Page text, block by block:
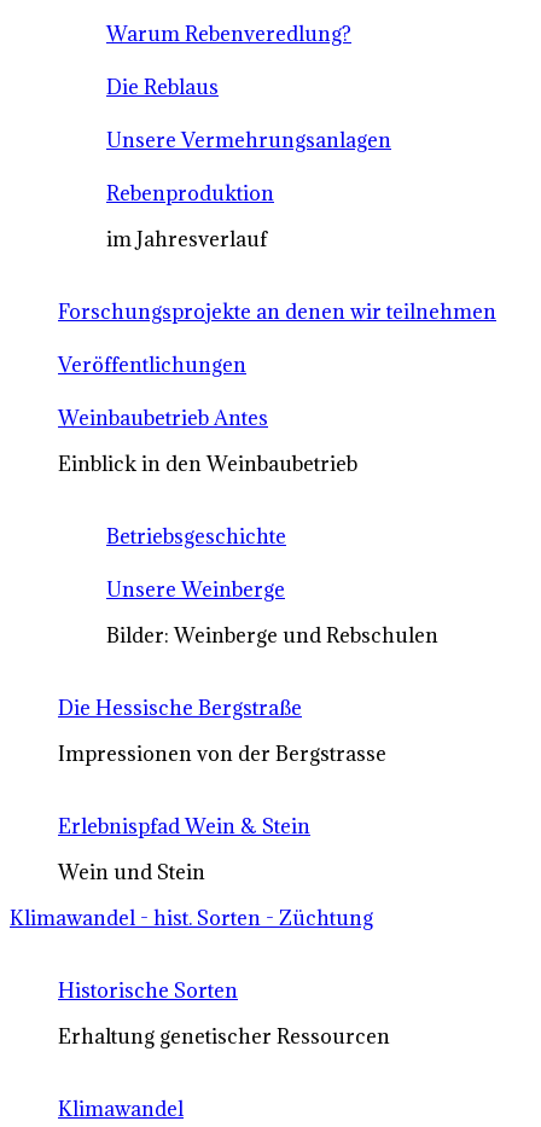
Warum Rebenveredlung?
Die Reblaus
Unsere Vermehrungsanlagen
Rebenproduktion
im Jahresverlauf
Forschungsprojekte an denen wir teilnehmen
Veröffentlichungen
Weinbaubetrieb Antes
Einblick in den Weinbaubetrieb
Betriebsgeschichte
Unsere Weinberge
Bilder: Weinberge und Rebschulen
Die Hessische Bergstraße
Impressionen von der Bergstrasse
Erlebnispfad Wein & Stein
Wein und Stein
Klimawandel - hist. Sorten - Züchtung
Historische Sorten
Erhaltung genetischer Ressourcen
Klimawandel